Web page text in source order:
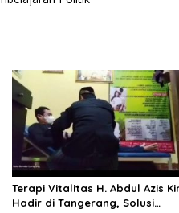
Terapi Vitalitas H. Abdul Azis
Hadir di Tangerang, Solusi